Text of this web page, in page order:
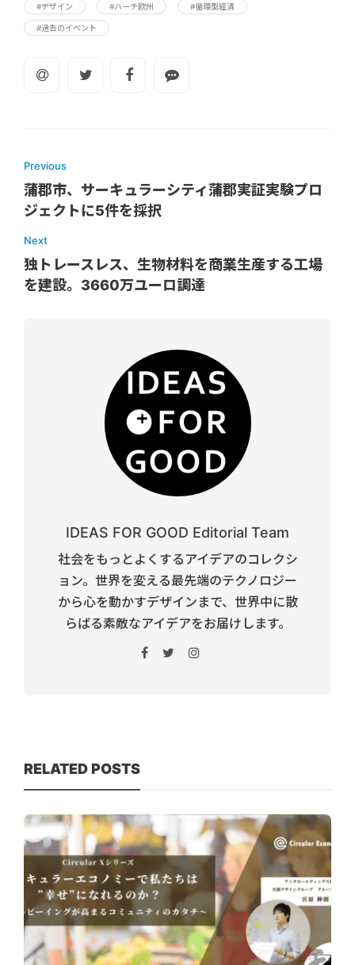
#デザイン #ハーチ欧州 #循環型経済
#過去のイベント
Previous
蒲郡市、サーキュラーシティ蒲郡実証実験プロ
ジェクトに5件を採択
Next
独トレースレス、生物材料を商業生産する工場
を建設。3660万ユーロ調達
IDEAS FOR GOOD Editorial Team
社会をもっとよくするアイデアのコレクシ
ョン。世界を変える最先端のテクノロジー
から心を動かすデザインまで、世界中に散
らばる素敵なアイデアをお届けします。
RELATED POSTS